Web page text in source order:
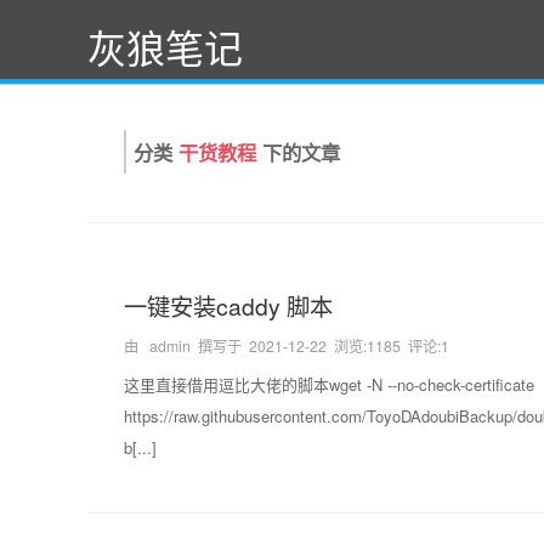
灰狼笔记
分类 干货教程 下的文章
一键安装caddy 脚本
由 admin 撰写于 2021-12-22 浏览:1185 评论:1
这里直接借用逗比大佬的脚本wget -N --no-check-certificate
https://raw.githubusercontent.com/ToyoDAdoubiBackup/
b[...]